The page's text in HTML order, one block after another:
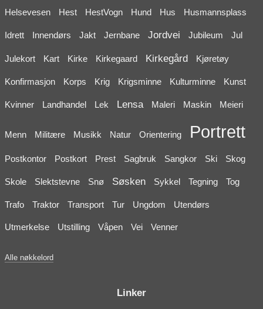
Helsevesen Hest HestVogn Hund Hus Husmannsplass
Idrett Innendørs Jakt Jernbane Jordvei Jubileum Jul
Julekort Kart Kirke Kirkegaard Kirkegård Kjøretøy
Konfirmasjon Korps Krig Krigsminne Kulturminne Kunst
Kvinner Landhandel Lek Lensa Maleri Maskin Meieri
Menn Militære Musikk Natur Orientering Portrett
Postkontor Postkort Prest Sagbruk Sangkor Ski Skog
Skole Slektstevne Snø Søsken Sykkel Tegning Tog
Trafo Traktor Transport Tur Ungdom Utendørs
Utmerkelse Utstilling Våpen Vei Venner
Alle nøkkelord
Linker